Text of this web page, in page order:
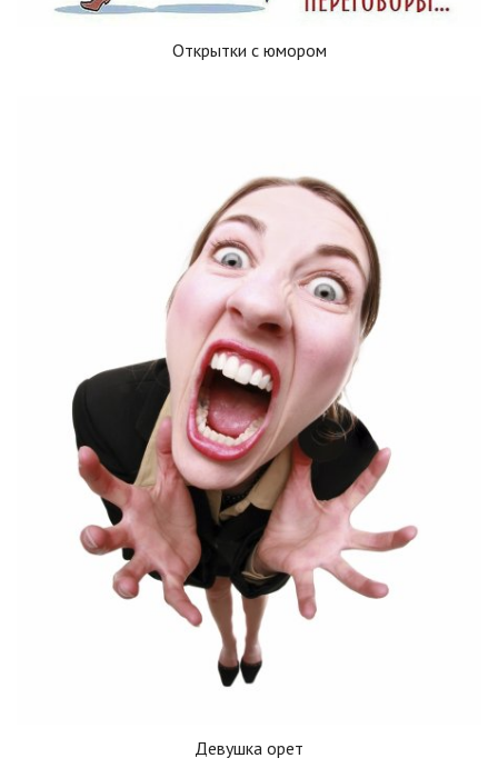
Открытки с юмором
Девушка орет